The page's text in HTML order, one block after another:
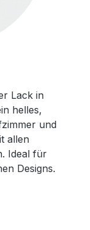
Lack in
helles,
und
allen
Ideal für
Designs.